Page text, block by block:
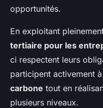
opportunités.
En exploitant
tertiaire pour les
ci respectent leurs
participent activement
carbone tout en
plusieurs niveaux.